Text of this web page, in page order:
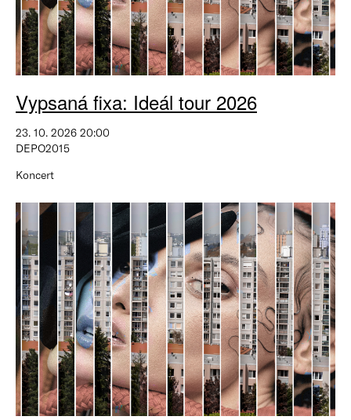
Vypsaná fixa: Ideál tour 2026
23. 10. 2026 20:00
DEPO2015
Koncert